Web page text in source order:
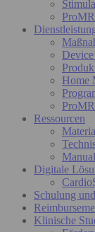
Home
Ressourcen
Digitale
Schulung
Klinische